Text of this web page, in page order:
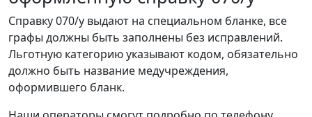
Справку 070/у выдают на специальном бланке, все
графы должны быть заполнены без исправлений.
Льготную категорию указывают кодом, обязательно
должно быть название медучреждения,
оформившего бланк.